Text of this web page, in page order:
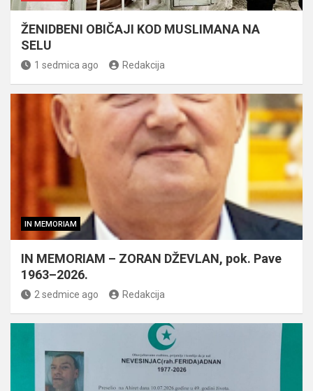
ŽENIDBENI OBIČAJI KOD MUSLIMANA NA
SELU
1 sedmica ago Redakcija
IN MEMORIAM
IN MEMORIAM – ZORAN DŽEVLAN, pok. Pave
1963–2026.
2 sedmice ago Redakcija